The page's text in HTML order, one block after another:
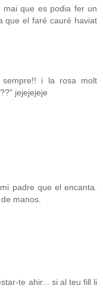
que es podia fer un
que el faré cauré haviat
sempre!! i la rosa molt
jejejejeje
padre que el encanta.
manos.
te ahir... si al teu fill li